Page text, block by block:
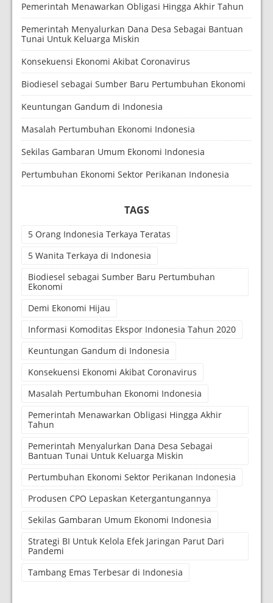
Pemerintah Menawarkan Obligasi Hingga Akhir Tahun
Pemerintah Menyalurkan Dana Desa Sebagai Bantuan
Tunai Untuk Keluarga Miskin
Konsekuensi Ekonomi Akibat Coronavirus
Biodiesel sebagai Sumber Baru Pertumbuhan Ekonomi
Keuntungan Gandum di Indonesia
Masalah Pertumbuhan Ekonomi Indonesia
Sekilas Gambaran Umum Ekonomi Indonesia
Pertumbuhan Ekonomi Sektor Perikanan Indonesia
TAGS
5 Orang Indonesia Terkaya Teratas
5 Wanita Terkaya di Indonesia
Biodiesel sebagai Sumber Baru Pertumbuhan
Ekonomi
Demi Ekonomi Hijau
Informasi Komoditas Ekspor Indonesia Tahun 2020
Keuntungan Gandum di Indonesia
Konsekuensi Ekonomi Akibat Coronavirus
Masalah Pertumbuhan Ekonomi Indonesia
Pemerintah Menawarkan Obligasi Hingga Akhir
Tahun
Pemerintah Menyalurkan Dana Desa Sebagai
Bantuan Tunai Untuk Keluarga Miskin
Pertumbuhan Ekonomi Sektor Perikanan Indonesia
Produsen CPO Lepaskan Ketergantungannya
Sekilas Gambaran Umum Ekonomi Indonesia
Strategi BI Untuk Kelola Efek Jaringan Parut Dari
Pandemi
Tambang Emas Terbesar di Indonesia